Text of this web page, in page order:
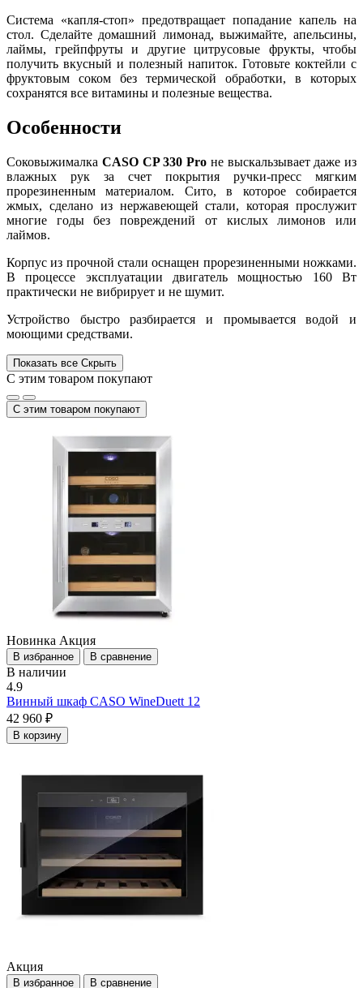
Система «капля-стоп» предотвращает попадание капель на
стол. Сделайте домашний лимонад, выжимайте, апельсины,
лаймы, грейпфруты и другие цитрусовые фрукты, чтобы
получить вкусный и полезный напиток. Готовьте коктейли с
фруктовым соком без термической обработки, в которых
сохранятся все витамины и полезные вещества.
Особенности
Соковыжималка CASO CP 330 Pro не выскальзывает даже из
влажных рук за счет покрытия ручки-пресс мягким
прорезиненным материалом. Сито, в которое собирается
жмых, сделано из нержавеющей стали, которая прослужит
многие годы без повреждений от кислых лимонов или
лаймов.
Корпус из прочной стали оснащен прорезиненными ножками.
В процессе эксплуатации двигатель мощностью 160 Вт
практически не вибрирует и не шумит.
Устройство быстро разбирается и промывается водой и
моющими средствами.
Показать все Скрыть
С этим товаром покупают
С этим товаром покупают
Новинка Акция
В избранное В сравнение
В наличии
4.9
Винный шкаф CASO WineDuett 12
42 960 ₽
В корзину
Акция
В избранное В сравнение